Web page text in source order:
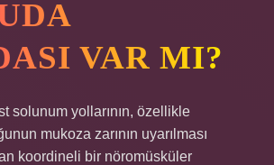
VAR MI?
solunum yollarının, özellikle
mukoza zarının uyarılması
koordineli bir nöromüsküler